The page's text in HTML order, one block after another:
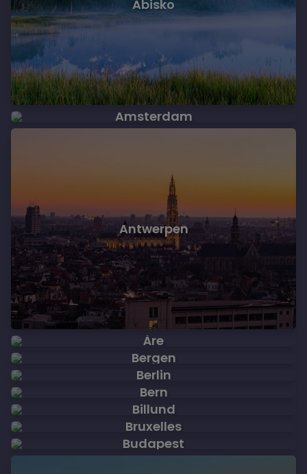
Abisko
Amsterdam
Antwerpen
Åre
Bergen
Berlin
Bern
Billund
Bruxelles
Budapest